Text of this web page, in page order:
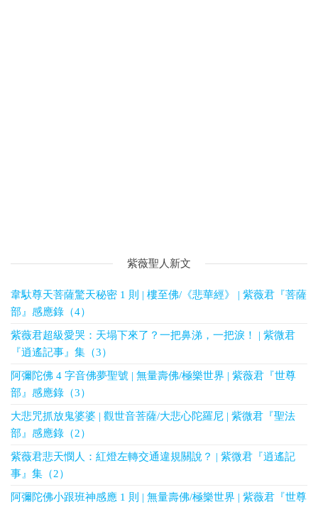
紫薇聖人新文
韋馱尊天菩薩驚天秘密 1 則 | 樓至佛/《悲華經》 | 紫薇君『菩薩
部』感應錄（4）
紫薇君超級愛哭：天塌下來了？一把鼻涕，一把淚！ | 紫微君
『逍遙記事』集（3）
阿彌陀佛 4 字音佛夢聖號 | 無量壽佛/極樂世界 | 紫薇君『世尊
部』感應錄（3）
大悲咒抓放鬼婆婆 | 觀世音菩薩/大悲心陀羅尼 | 紫微君『聖法
部』感應錄（2）
紫薇君悲天憫人：紅燈左轉交通違規關說？ | 紫微君『逍遙記
事』集（2）
阿彌陀佛小跟班神感應 1 則 | 無量壽佛/極樂世界 | 紫薇君『世尊